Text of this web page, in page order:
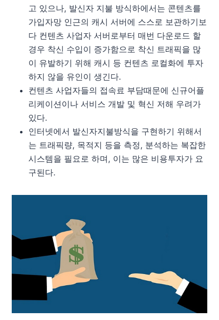
고 있으나, 발신자 지불 방식하에서는 콘텐츠를
가입자망 인근의 캐시 서버에 스스로 보관하기보
다 컨텐츠 사업자 서버로부터 매번 다운로드 할
경우 착신 수입이 증가함으로 착신 트래픽을 많
이 유발하기 위해 캐시 등 컨텐츠 로컬화에 투자
하지 않을 유인이 생긴다.
컨텐츠 사업자들의 접속료 부담때문에 신규어플
리케이션이나 서비스 개발 및 혁신 저해 우려가
있다.
인터넷에서 발신자지불방식을 구현하기 위해서
는 트래픽량, 목적지 등을 측정, 분석하는 복잡한
시스템을 필요로 하며, 이는 많은 비용투자가 요
구된다.